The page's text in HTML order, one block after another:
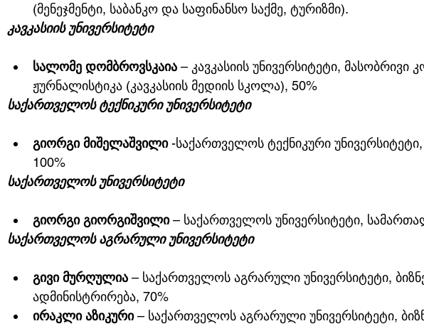
(მენეჯმენტი, საბანკო და საფინანსო საქმე, ტურიზმი).
კავკასიის უნივერსიტეტი
სალომე დომბროვსკაია – კავკასიის უნივერსიტეტი, მასობრივი
ჟურნალისტიკა (კავკასიის მედიის სკოლა), 50%
საქართველოს ტექნიკური უნივერსიტეტი
გიორგი მიშელაშვილი -საქართველოს ტექნიკური
100%
საქართველოს უნივერსიტეტი
გიორგი გიორგიშვილი – საქართველოს უნივერსიტეტი,
საქართველოს აგრარული უნივერსიტეტი
გივი მურღულია – საქართველოს აგრარული უნივერსიტეტი,
ადმინისტრირება, 70%
ირაკლი აზიკური – საქართველოს აგრარული უნივერსიტეტი,